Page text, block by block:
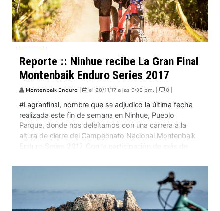
Reporte :: Ninhue recibe La Gran Final
Montenbaik Enduro Series 2017
Montenbaik Enduro el 28/11/17 a las 9:06 pm. | 0 |
#Lagranfinal, nombre que se adjudico la última fecha
realizada este fin de semana en Ninhue, Pueblo
Parque, donde nos deleitamos con una carrera a la
altura de cierre del Campeonato Nacional Montenbaik
Enduro Series 2017. Con la participación de más de
minutos, 56 segundos y 72 […]